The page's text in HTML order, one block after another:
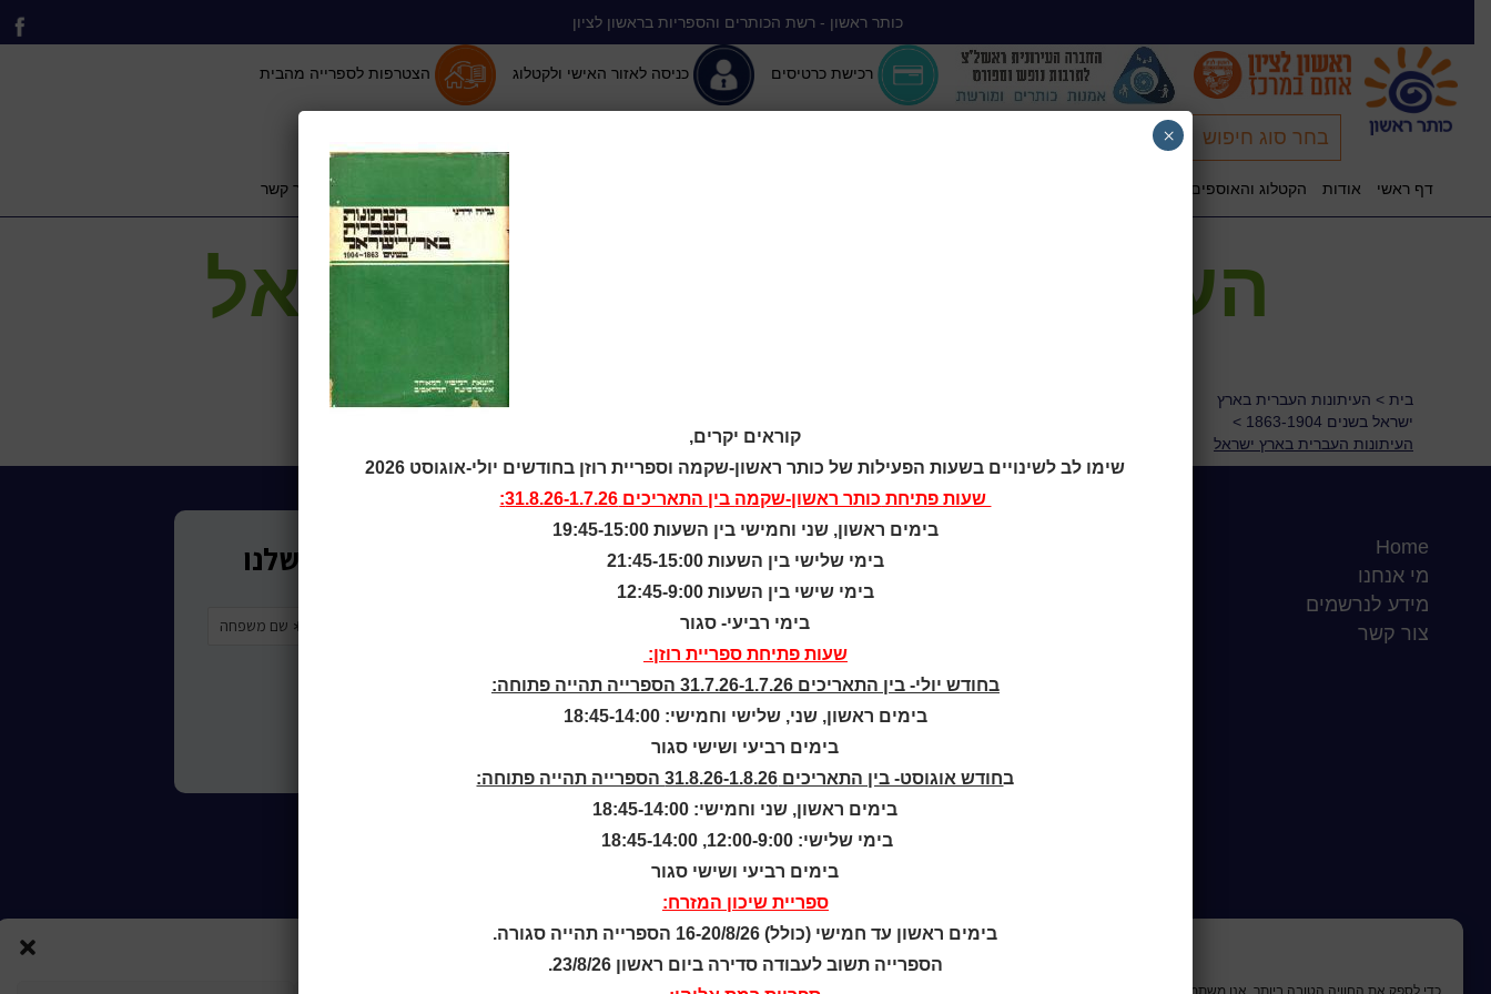
ניהול העדפות עוגיות
כותר ראשון - רשת הכותרים והספריות בראשון לציון
רכישת כרטיסים כניסה לאזור האישי ולקטלוג הצטרפות לספרייה מהבית
בחר סוג חיפוש
קישור לקטלוג
חיפוש כללי באתר
דף ראשי אודות הקטלוג והאוספים שלנו מידע ראשון: מרכז מידע וייעוץ לתושב כותר טף צור קשר
העיתונות העברית בארץ ישראל
בית > העיתונות העברית בארץ
ישראל בשנים 1863-1904
>
העיתונות העברית בארץ ישראל
Home
מי אנחנו
מידע לנרשמים
צור קשר
קטלוג כותר ראשון
המומחה לשירותך
ארכיון ספריית השבוע
מדיניות הפרטיות
מדיניות שימוש בקבצי קוקיז
(Cookies Policy)
anova
בניית אתרים
קוראים יקרים,
שימו לב לשינויים בשעות הפעילות של כותר ראשון-שקמה וספריית רוזן בחודשים יולי-אוגוסט 2026
שעות פתיחת כותר ראשון-שקמה בין התאריכים 31.8.26-1.7.26:
בימים ראשון, שני וחמישי בין השעות 19:45-15:00
בימי שלישי בין השעות 21:45-15:00
בימי שישי בין השעות 12:45-9:00
בימי רביעי- סגור
שעות פתיחת ספריית רוזן:
בחודש יולי- בין התאריכים 31.7.26-1.7.26 הספרייה תהייה פתוחה:
בימים ראשון, שני, שלישי וחמישי: 18:45-14:00
בימים רביעי ושישי סגור
בחודש אוגוסט- בין התאריכים 31.8.26-1.8.26 הספרייה תהייה פתוחה:
בימים ראשון, שני וחמישי: 18:45-14:00
בימי שלישי: 12:00-9:00, 18:45-14:00
בימים רביעי ושישי סגור
ספריית שיכון המזרח:
בימים ראשון עד חמישי (כולל) 16-20/8/26 הספרייה תהייה סגורה.
הספרייה תשוב לעבודה סדירה ביום ראשון 23/8/26.
×